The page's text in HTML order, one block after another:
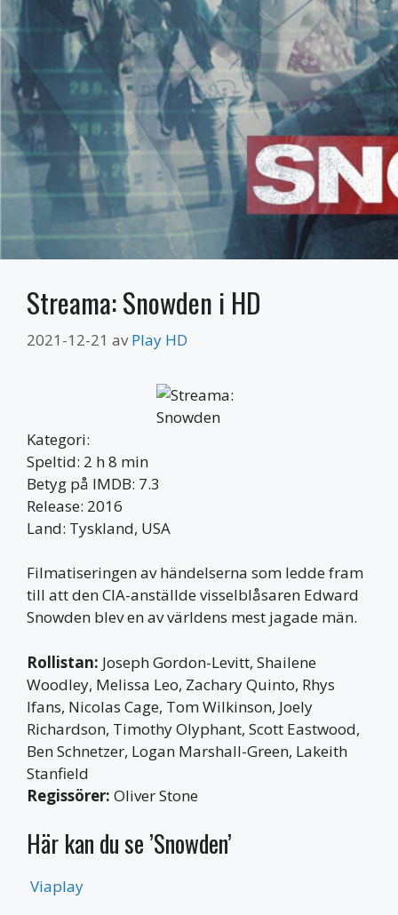
Streama: Snowden i HD
2021-12-21 avPlay HD
Kategori:
Speltid: 2 h 8 min
Betyg på IMDB: 7.3
Release: 2016
Land: Tyskland, USA
Filmatiseringen av händelserna som ledde fram
till att den CIA-anställde visselblåsaren Edward
Snowden blev en av världens mest jagade män.
Rollistan: Joseph Gordon-Levitt, Shailene
Woodley, Melissa Leo, Zachary Quinto, Rhys
Ifans, Nicolas Cage, Tom Wilkinson, Joely
Richardson, Timothy Olyphant, Scott Eastwood,
Ben Schnetzer, Logan Marshall-Green, Lakeith
Stanfield
Regissörer: Oliver Stone
Här kan du se ’Snowden’
Viaplay